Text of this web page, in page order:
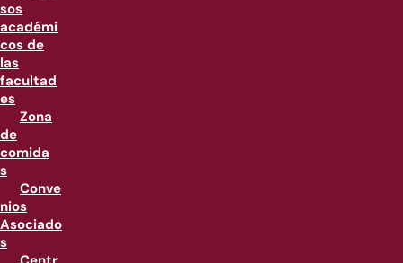
sos
académi
cos de
las
facultad
es
Zona
de
comida
s
Conve
nios
Asociado
s